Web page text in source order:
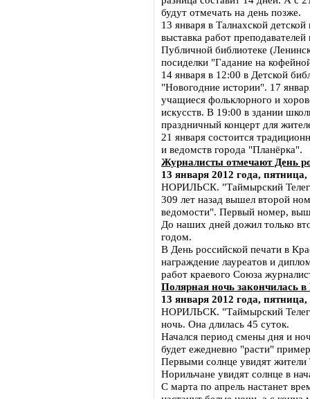
будут отмечать на день позже.
13 января в Талнахской
выставка работ
Публичной библиотеке
посиделки "Гадание на
14 января в 12:00 в Детской
"Новогодние истории". 17
учащиеся фольклорного и
искусств. В 19:00 в здании
праздничный концерт для
21 января состоится
и ведомств города "Планёрка".
Журналисты отмечают День
13 января 2012 года, пятница,
НОРИЛЬСК. "Таймырский
309 лет назад вышел второй
ведомости". Первый номер,
До наших дней дожил только
годом.
В День российской печати в
награждение лауреатов и
работ краевого Союза
Полярная ночь закончилась
13 января 2012 года, пятница,
НОРИЛЬСК. "Таймырский
ночь. Она длилась 45 суток.
Начался период смены дня и
будет ежедневно "расти"
Первыми солнце увидят
Норильчане увидят солнце в
С марта по апрель настанет